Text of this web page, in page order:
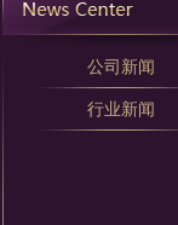
公司新闻
行业新闻